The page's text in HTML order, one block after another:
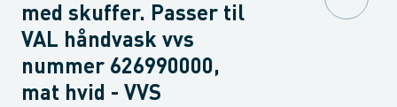
med skuffer. Passer til
VAL håndvask vvs
nummer 626990000,
mat hvid - VVS